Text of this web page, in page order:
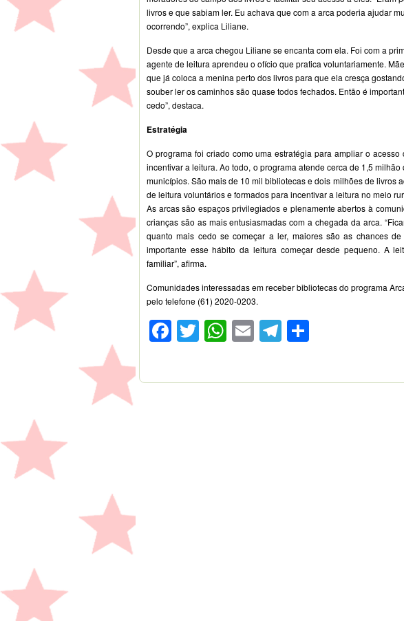
livros e que sabiam ler. Eu achava que com a arca poderia ajudar
ocorrendo”, explica Liliane.
Desde que a arca chegou Liliane se encanta com ela. Foi com a
agente de leitura aprendeu o ofício que pratica voluntariamente.
que já coloca a menina perto dos livros para que ela cresça
souber ler os caminhos são quase todos fechados. Então é
cedo”, destaca.
Estratégia
O programa foi criado como uma estratégia para ampliar o
incentivar a leitura. Ao todo, o programa atende cerca de 1,5
municípios. São mais de 10 mil bibliotecas e dois milhões de livros
de leitura voluntários e formados para incentivar a leitura no meio
As arcas são espaços privilegiados e plenamente abertos à
crianças são as mais entusiasmadas com a chegada da arca.
quanto mais cedo se começar a ler, maiores são as chances
importante esse hábito da leitura começar desde pequeno. A
familiar”, afirma.
Comunidades interessadas em receber bibliotecas do programa
pelo telefone (61) 2020-0203.
Facebook
Twitter
WhatsApp
EmailTelegram